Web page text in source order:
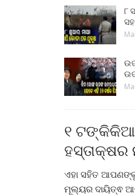
୮
୧
ହସ୍ତାକ୍ଷର
ଏହା ସହିତ
ମୂଲ୍ୟର ଦାୟିତ୍ଵ